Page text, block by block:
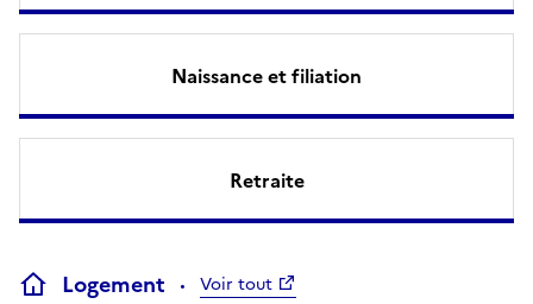
Naissance et filiation
Retraite
Logement Voir tout